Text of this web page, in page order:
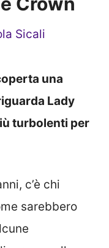
Sicali
una
Lady
turbolenti per
c’è chi
sarebbero